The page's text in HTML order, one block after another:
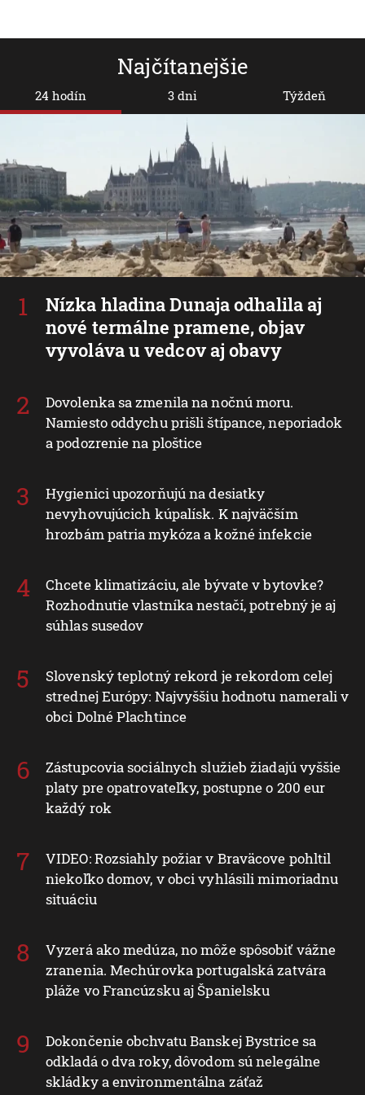
Najčítanejšie
24 hodín
Nízka hladina Dunaja odhalila aj
nové termálne pramene, objav
vyvoláva u vedcov aj obavy
Dovolenka sa zmenila na nočnú moru.
Namiesto oddychu prišli štípance, neporiadok
a podozrenie na ploštice
Hygienici upozorňujú na desiatky
nevyhovujúcich kúpalísk. K najväčším
hrozbám patria mykóza a kožné infekcie
Chcete klimatizáciu, ale bývate v bytovke?
Rozhodnutie vlastníka nestačí, potrebný je aj
súhlas susedov
Slovenský teplotný rekord je rekordom celej
strednej Európy: Najvyššiu hodnotu namerali v
obci Dolné Plachtince
Zástupcovia sociálnych služieb žiadajú vyššie
platy pre opatrovateľky, postupne o 200 eur
každý rok
VIDEO: Rozsiahly požiar v Braväcove pohltil
niekoľko domov, v obci vyhlásili mimoriadnu
situáciu
Vyzerá ako medúza, no môže spôsobiť vážne
zranenia. Mechúrovka portugalská zatvára
pláže vo Francúzsku aj Španielsku
Dokončenie obchvatu Banskej Bystrice sa
odkladá o dva roky, dôvodom sú nelegálne
skládky a environmentálna záťaž
3 dni Týždeň